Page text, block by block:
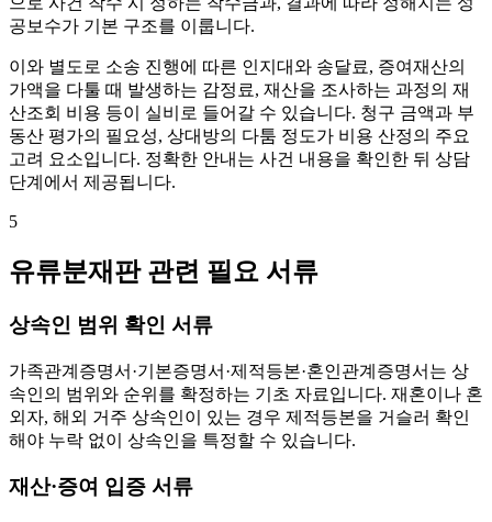
공보수가 기본 구조를 이룹니다.
이와 별도로 소송 진행에 따른 인지대와 송달료, 증여재산의
가액을 다툴 때 발생하는 감정료, 재산을 조사하는 과정의 재
산조회 비용 등이 실비로 들어갈 수 있습니다. 청구 금액과 부
동산 평가의 필요성, 상대방의 다툼 정도가 비용 산정의 주요
고려 요소입니다. 정확한 안내는 사건 내용을 확인한 뒤 상담
단계에서 제공됩니다.
5
유류분재판 관련 필요 서류
상속인 범위 확인 서류
가족관계증명서·기본증명서·제적등본·혼인관계증명서는 상
속인의 범위와 순위를 확정하는 기초 자료입니다. 재혼이나 혼
외자, 해외 거주 상속인이 있는 경우 제적등본을 거슬러 확인
해야 누락 없이 상속인을 특정할 수 있습니다.
재산·증여 입증 서류